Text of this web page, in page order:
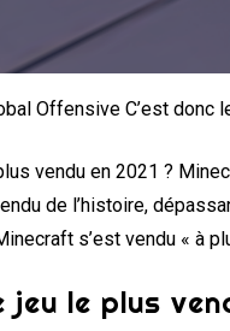
Offensive C’est
vendu en 2021 ?
de l’histoire,
s’est vendu « à
jeu le plus